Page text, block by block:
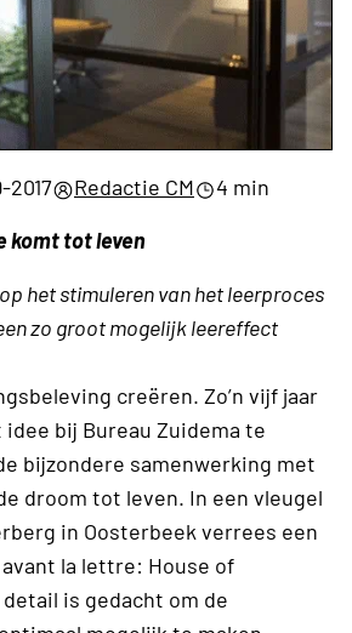
2017 Redactie CM
4 min
komt tot leven
het stimuleren van het leerproces
zo groot mogelijk leereffect
creëren. Zo’n vijf jaar
bij Bureau Zuidema te
bijzondere samenwerking met
droom tot leven. In een vleugel
in Oosterbeek verrees een
la lettre: House of
is gedacht om de